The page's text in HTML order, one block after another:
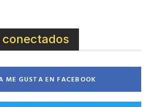
conectados
ME GUSTA EN FACEBOOK